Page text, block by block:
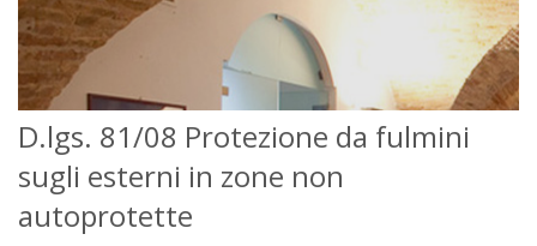
D.lgs. 81/08 Protezione da fulmini
sugli esterni in zone non
autoprotette